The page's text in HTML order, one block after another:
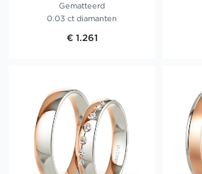
Gematteerd
0.03 ct diamanten
€ 1.261